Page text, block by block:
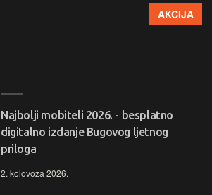
AKCIJA
Najbolji mobiteli 2026. - besplatno
digitalno izdanje Bugovog ljetnog
priloga
2. kolovoza 2026.